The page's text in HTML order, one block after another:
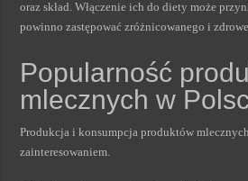
oraz skład. Włączenie ich do diety może
powinno zastępować zróżnicowanego i
Popularność
mlecznych w
Produkcja i konsumpcja produktów
zainteresowaniem.